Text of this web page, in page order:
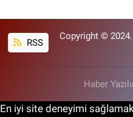
RSS
Copyright ©
Haber
En iyi site deneyimi